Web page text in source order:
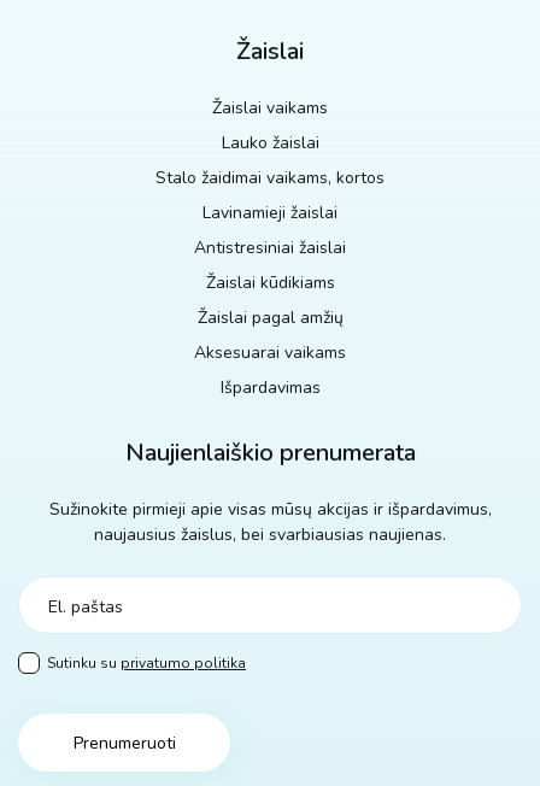
Žaislai
Žaislai vaikams
Lauko žaislai
Stalo žaidimai vaikams, kortos
Lavinamieji žaislai
Antistresiniai žaislai
Žaislai kūdikiams
Žaislai pagal amžių
Aksesuarai vaikams
Išpardavimas
Naujienlaiškio prenumerata
Sužinokite pirmieji apie visas mūsų akcijas ir išpardavimus,
naujausius žaislus, bei svarbiausias naujienas.
Sutinku su privatumo politika
Prenumeruoti